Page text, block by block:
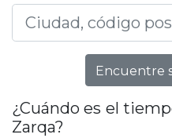
Encuentre
¿Cuándo es el
Zarqa?